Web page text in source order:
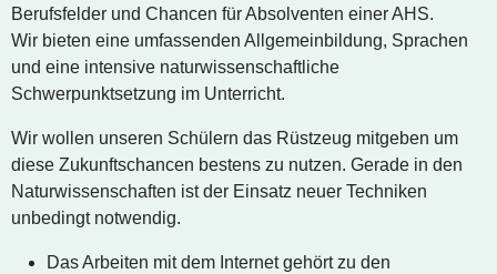
Berufsfelder und Chancen für Absolventen einer AHS.
Wir bieten eine umfassenden Allgemeinbildung, Sprachen
und eine intensive naturwissenschaftliche
Schwerpunktsetzung im Unterricht.
Wir wollen unseren Schülern das Rüstzeug mitgeben um
diese Zukunftschancen bestens zu nutzen. Gerade in den
Naturwissenschaften ist der Einsatz neuer Techniken
unbedingt notwendig.
Das Arbeiten mit dem Internet gehört zu den